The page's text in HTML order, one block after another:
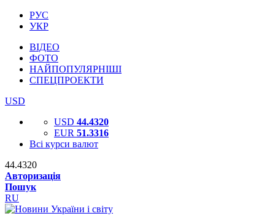
РУС
УКР
ВІДЕО
ФОТО
НАЙПОПУЛЯРНІШІ
СПЕЦПРОЕКТИ
USD
USD 44.4320
EUR 51.3316
Всі курси валют
44.4320
Авторизація
Пошук
RU